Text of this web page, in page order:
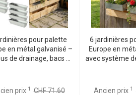
pour palette
en métal galvanisé –
de drainage, bacs à
prix 1 CHF 71.60
6 jardinières
Europe en
avec système
d’épaisseur
Ancien prix 1